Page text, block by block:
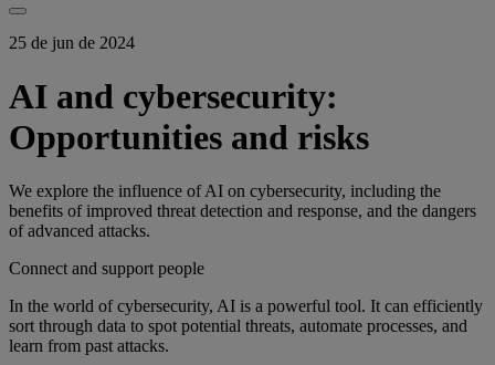
25 de jun de 2024
AI and cybersecurity:
Opportunities and risks
We explore the influence of AI on cybersecurity, including the
benefits of improved threat detection and response, and the dangers
of advanced attacks.
Connect and support people
In the world of cybersecurity, AI is a powerful tool. It can efficiently
sort through data to spot potential threats, automate processes, and
learn from past attacks.